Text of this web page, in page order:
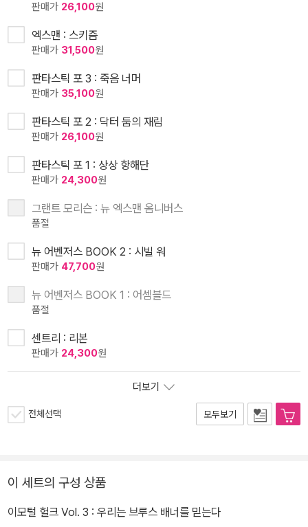
판매가 26,100원
엑스맨 : 스키즘
판매가 31,500원
판타스틱 포 3 : 죽음 너머
판매가 35,100원
판타스틱 포 2 : 닥터 둠의 재림
판매가 26,100원
판타스틱 포 1 : 상상 항해단
판매가 24,300원
그랜트 모리슨 : 뉴 엑스맨 옴니버스
품절
뉴 어벤저스 BOOK 2 : 시빌 워
판매가 47,700원
뉴 어벤저스 BOOK 1 : 어셈블드
품절
센트리 : 리본
판매가 24,300원
더보기
전체선택 모두보기
이 세트의 구성 상품
이모털 헐크 Vol. 3 : 우리는 브루스 배너를 믿는다